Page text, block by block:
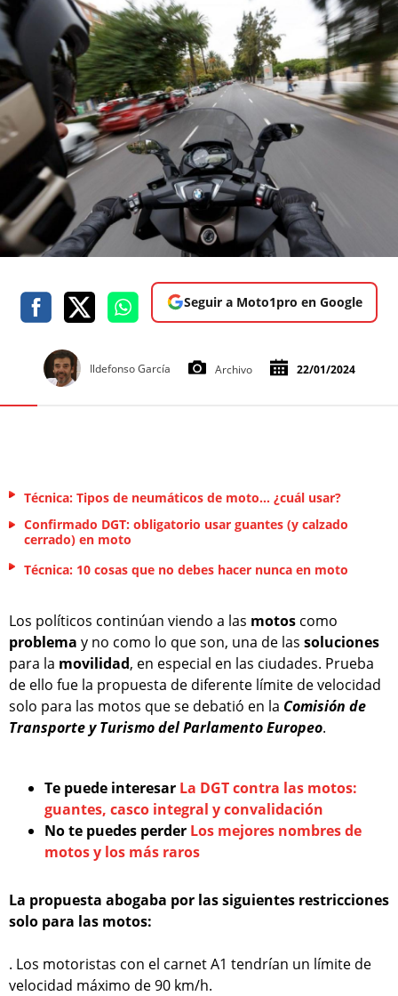
Seguir a Moto1pro en Google
Ildefonso García Archivo 22/01/2024
Técnica: Tipos de neumáticos de moto... ¿cuál usar?
Confirmado DGT: obligatorio usar guantes (y calzado
cerrado) en moto
Técnica: 10 cosas que no debes hacer nunca en moto
Los políticos continúan viendo a las motos como
problema y no como lo que son, una de las soluciones
para la movilidad, en especial en las ciudades. Prueba
de ello fue la propuesta de diferente límite de velocidad
solo para las motos que se debatió en la Comisión de
Transporte y Turismo del Parlamento Europeo.
Te puede interesar La DGT contra las motos:
guantes, casco integral y convalidación
No te puedes perder Los mejores nombres de
motos y los más raros
La propuesta abogaba por las siguientes restricciones
solo para las motos:
. Los motoristas con el carnet A1 tendrían un límite de
velocidad máximo de 90 km/h.